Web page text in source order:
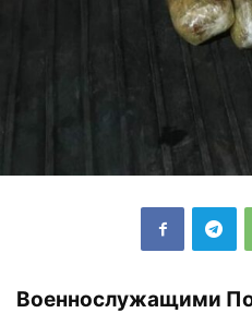
Военнослужащими